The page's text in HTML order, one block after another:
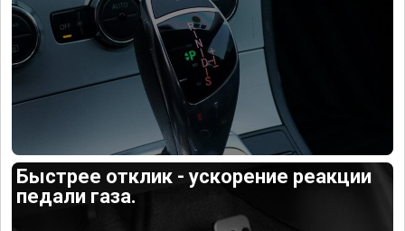
Быстрее отклик - ускорение реакции
педали газа.